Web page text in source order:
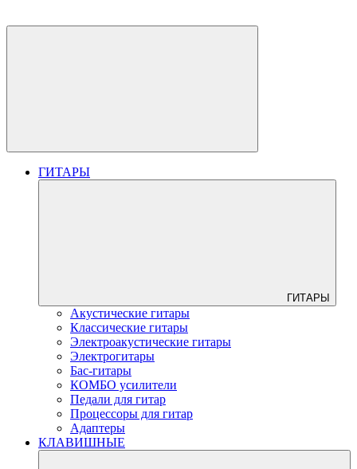
ГИТАРЫ
ГИТАРЫ
Акустические гитары
Классические гитары
Электроакустические гитары
Электрогитары
Бас-гитары
КОМБО усилители
Педали для гитар
Процессоры для гитар
Адаптеры
КЛАВИШНЫЕ